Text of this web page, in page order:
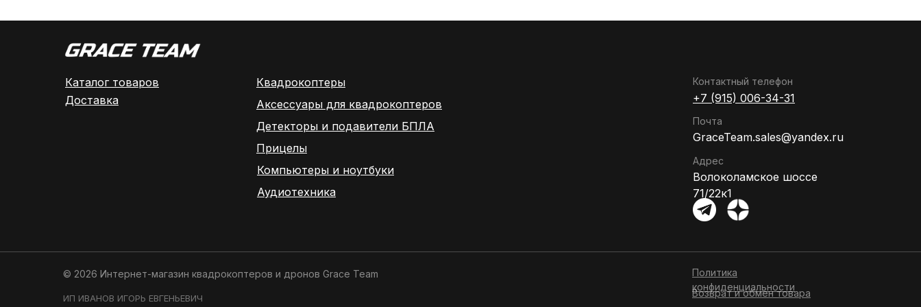
Политика
конфиденциальности
Каталог товаров
© 2026 Интернет-магазин квадрокоптеров и дронов Grace Team
Доставка
Квадрокоптеры
Аксессуары для квадрокоптеров
Детекторы и подавители БПЛА
Прицелы
Компьютеры и ноутбуки
Аудиотехника
Контактный телефон
Почта
Адрес
Волоколамское шоссе
71/22к1
GraceTeam.sales@yandex.ru
+7 (915) 006-34-31
ИП ИВАНОВ ИГОРЬ ЕВГЕНЬЕВИЧ
Возврат и обмен товара